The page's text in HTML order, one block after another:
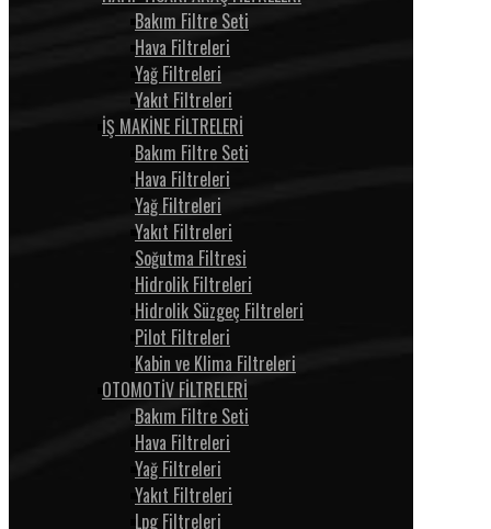
Bakım Filtre Seti
Hava Filtreleri
Yağ Filtreleri
Yakıt Filtreleri
İŞ MAKİNE FİLTRELERİ
Bakım Filtre Seti
Hava Filtreleri
Yağ Filtreleri
Yakıt Filtreleri
Soğutma Filtresi
Hidrolik Filtreleri
Hidrolik Süzgeç Filtreleri
Pilot Filtreleri
Kabin ve Klima Filtreleri
OTOMOTİV FİLTRELERİ
Bakım Filtre Seti
Hava Filtreleri
Yağ Filtreleri
Yakıt Filtreleri
Lpg Filtreleri